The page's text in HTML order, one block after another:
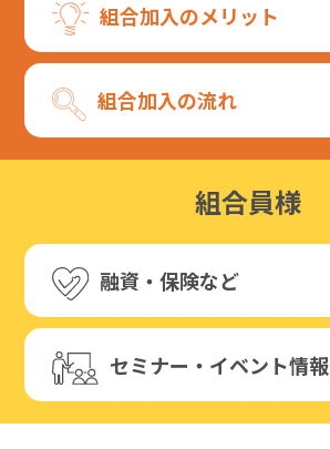
組合加入のメリット
組合加入の流れ
組合員様
融資・保険など
セミナー・イベント情報